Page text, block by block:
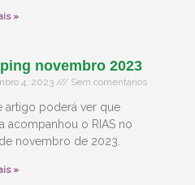
»
novembro 2023
4, 2023 Sem comentários
artigo poderá ver que
acompanhou o RIAS no
novembro de 2023.
»